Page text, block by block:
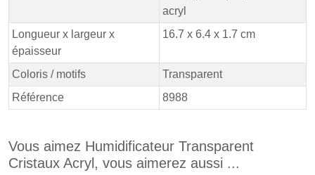
acryl
Longueur x largeur x
épaisseur
16.7 x 6.4 x 1.7 cm
Coloris / motifs
Transparent
Référence
8988
Vous aimez Humidificateur Transparent
Cristaux Acryl, vous aimerez aussi ...